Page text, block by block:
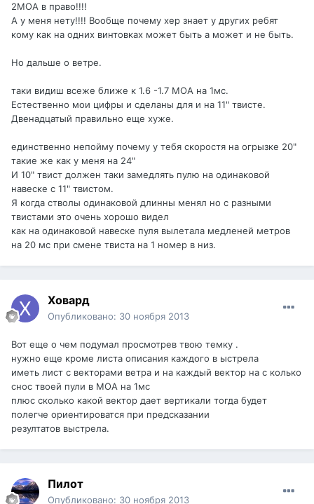
2МОА в право!!!!
А у меня нету!!!! Вообще почему хер знает у других ребят
кому как на одних винтовках может быть а может и не быть.
Но дальше о ветре.
таки видиш всеже ближе к 1.6 -1.7 МОА на 1мс.
Естественно мои цифры и сделаны для и на 11" твисте.
Двенадцатый правильно еще хуже.
единственно непойму почему у тебя скоростя на огрызке 20"
такие же как у меня на 24"
И 10" твист должен таки замедлять пулю на одинаковой
навеске с 11" твистом.
Я когда стволы одинаковой длинны менял но с разными
твистами это очень хорошо видел
как на одинаковой навеске пуля вылетала медленей метров
на 20 мс при смене твиста на 1 номер в низ.
Ховард
Опубликовано: 30 ноября 2013
Вот еще о чем подумал просмотрев твою темку .
нужно еще кроме листа описания каждого в ыстрела
иметь лист с векторами ветра и на каждый вектор на с колько
снос твоей пули в МОА на 1мс
плюс сколько какой вектор дает вертикали тогда будет
полегче ориентироватся при предсказании
резултатов выстрела.
Пилот
Опубликовано: 30 ноября 2013